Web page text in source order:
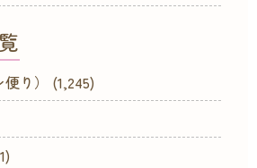
り）
(1,245)